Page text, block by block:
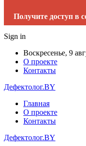
Получите доступ в
Sign in
Воскресенье, 9
О проекте
Контакты
Дефектолог.BY
Главная
О проекте
Контакты
Дефектолог.BY